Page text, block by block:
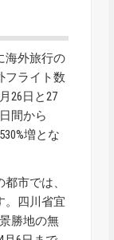
海外旅行の
フライト数
26日と27
間から
増とな
市では、
。四川省宜
勝地の無